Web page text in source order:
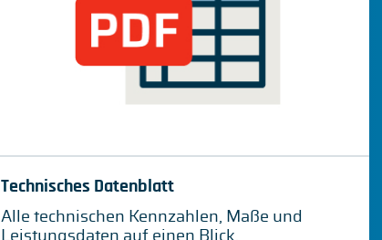
Technisches Datenblatt
Alle technischen Kennzahlen, Maße und
Leistungsdaten auf einen Blick.